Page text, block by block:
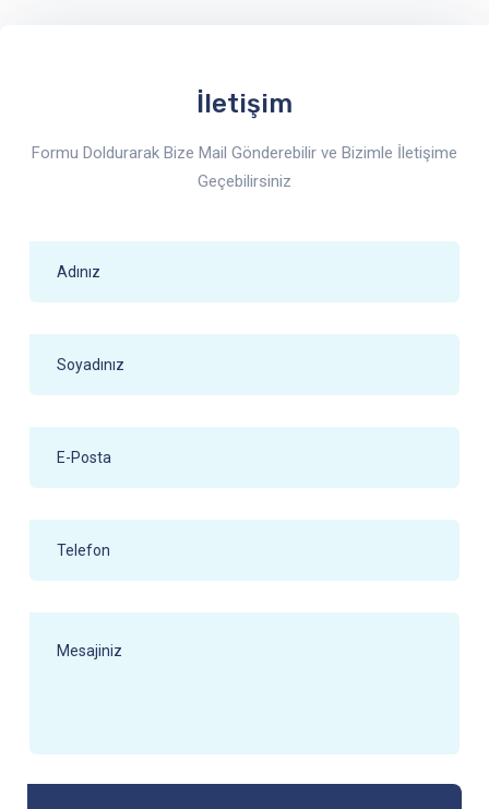
İletişim
Formu Doldurarak Bize Mail Gönderebilir ve Bizimle İletişime
Geçebilirsiniz